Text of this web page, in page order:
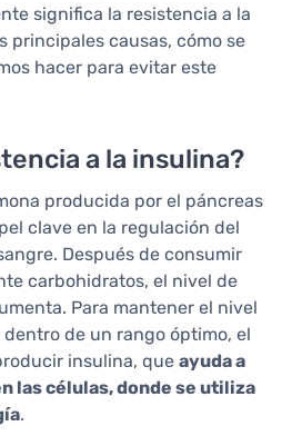
significa la resistencia a la
principales causas, cómo se
hacer para evitar este
a la insulina?
producida por el páncreas
clave en la regulación del
Después de consumir
carbohidratos, el nivel de
Para mantener el nivel
de un rango óptimo, el
insulina, que ayuda a
las células, donde se utiliza
.